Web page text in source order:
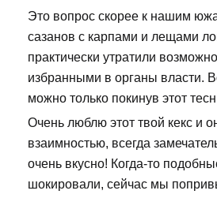
Это вопрос скорее к нашим
сазанов с карпами и лещами
практически утратили
избранными в органы власти.
можно только покинув этот
Очень люблю этот твой кекс и
взаимностью, всегда
очень вкусно! Когда-то
шокировали, сейчас мы